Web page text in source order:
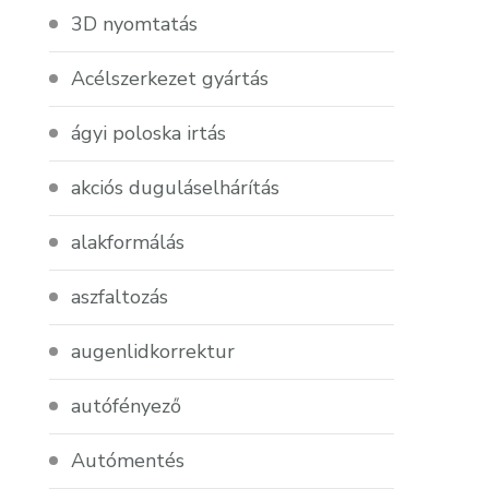
3D nyomtatás
Acélszerkezet gyártás
ágyi poloska irtás
akciós duguláselhárítás
alakformálás
aszfaltozás
augenlidkorrektur
autófényező
Autómentés